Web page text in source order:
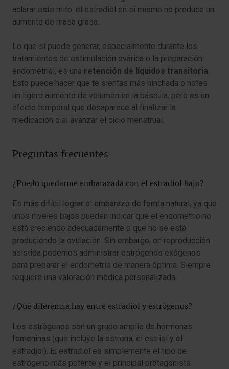
aclarar este mito: el estradiol en sí mismo no produce un
aumento de masa grasa.
Lo que sí puede generar, especialmente durante los
tratamientos de estimulación ovárica o la preparación
endometrial, es una retención de líquidos transitoria.
Esto puede hacer que te sientas más hinchada o notes
un ligero aumento de volumen en la báscula, pero es un
efecto temporal que desaparece al finalizar la
medicación o al avanzar el ciclo menstrual.
Preguntas frecuentes
¿Puedo quedarme embarazada con el estradiol bajo?
Es más difícil lograr el embarazo de forma natural, ya que
unos niveles bajos pueden indicar que el endometrio no
está creciendo adecuadamente o que no se está
produciendo la ovulación. Sin embargo, en reproducción
asistida podemos administrar estrógenos exógenos
para preparar el endometrio de manera óptima. Siempre
requiere una valoración médica personalizada.
¿Qué diferencia hay entre estradiol y estrógenos?
Los estrógenos son un grupo amplio de hormonas
femeninas (que incluye la estrona, el estriol y el
estradiol). El estradiol es simplemente el tipo de
estrógeno más potente y el principal protagonista